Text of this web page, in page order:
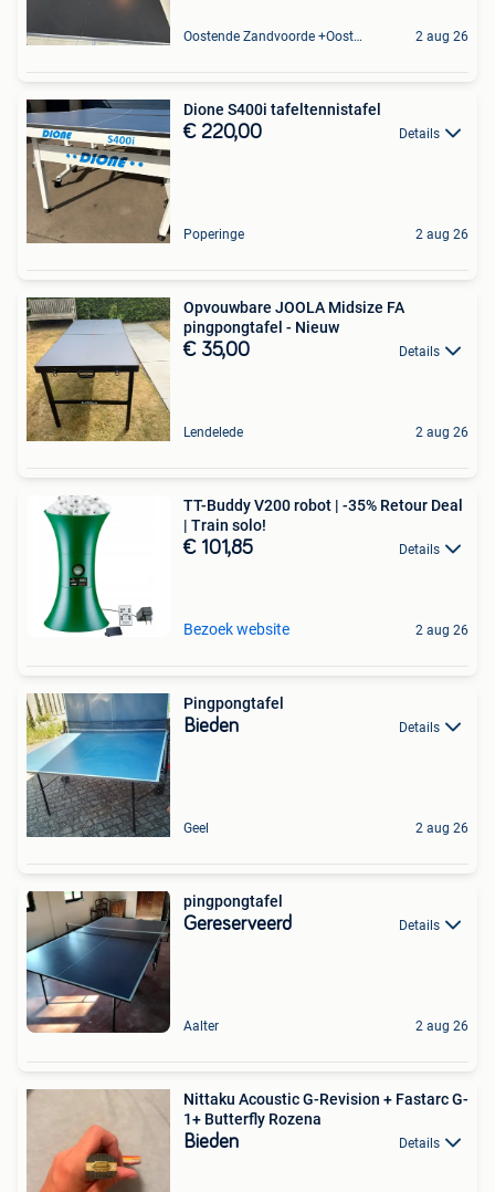
Oostende Zandvoorde +Oostende 2 aug 26
Dione S400i tafeltennistafel
€ 220,00 Details
Poperinge 2 aug 26
Opvouwbare JOOLA Midsize FA
pingpongtafel - Nieuw
€ 35,00 Details
Lendelede 2 aug 26
TT-Buddy V200 robot | -35% Retour Deal
| Train solo!
€ 101,85 Details
Bezoek website 2 aug 26
Pingpongtafel
Bieden Details
Geel 2 aug 26
pingpongtafel
Gereserveerd Details
Aalter 2 aug 26
Nittaku Acoustic G-Revision + Fastarc G-
1+ Butterfly Rozena
Bieden Details